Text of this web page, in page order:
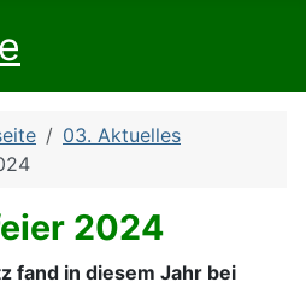
03. Aktuelles
2024
fand in diesem Jahr bei